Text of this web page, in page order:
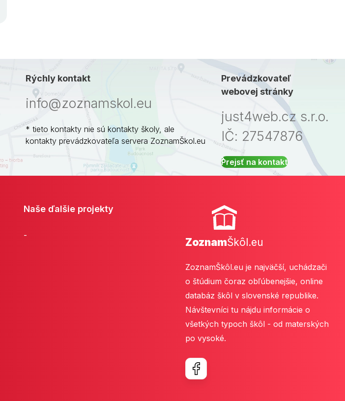
Rýchly kontakt
info@zoznamskol.eu
* tieto kontakty nie sú kontakty školy, ale
kontakty prevádzkovateľa servera ZoznamŠkol.eu
Prevádzkovateľ
webovej stránky
just4web.cz s.r.o.
IČ: 27547876
Prejsť na kontakt
Naše ďalšie projekty
-
ZoznamŠkôl.eu
ZoznamŠkôl.eu je najväčší, uchádzači
o štúdium čoraz obľúbenejšie, online
databáz škôl v slovenské republike.
Návštevníci tu nájdu informácie o
všetkých typoch škôl - od materských
po vysoké.